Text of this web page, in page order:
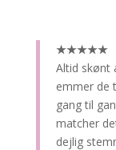
★★★★★
Altid skønt
emmer de
gang til
matcher
dejlig